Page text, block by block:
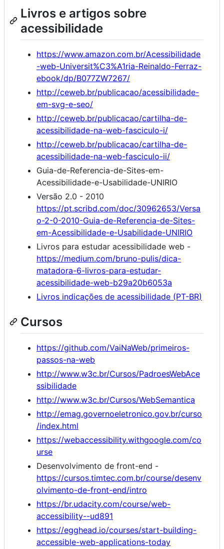
Livros e artigos sobre
acessibilidade
https://www.amazon.com.br/Acessibilidade
-web-Universit%C3%A1ria-Reinaldo-Ferraz-
ebook/dp/B077ZW7267/
http://ceweb.br/publicacao/acessibilidade-
em-svg-e-seo/
http://ceweb.br/publicacao/cartilha-de-
acessibilidade-na-web-fasciculo-i/
http://ceweb.br/publicacao/cartilha-de-
acessibilidade-na-web-fasciculo-ii/
Guia-de-Referencia-de-Sites-em-
Acessibilidade-e-Usabilidade-UNIRIO
Versão 2.0 - 2010
https://pt.scribd.com/doc/30962653/Versa
o-2-0-2010-Guia-de-Referencia-de-Sites-
em-Acessibilidade-e-Usabilidade-UNIRIO
Livros para estudar acessibilidade web -
https://medium.com/bruno-pulis/dica-
matadora-6-livros-para-estudar-
acessibilidade-web-b29a20b6053a
Livros indicações de acessibilidade (PT-BR)
Cursos
https://github.com/VaiNaWeb/primeiros-
passos-na-web
http://www.w3c.br/Cursos/PadroesWebAce
ssibilidade
http://www.w3c.br/Cursos/WebSemantica
http://emag.governoeletronico.gov.br/curso
/index.html
https://webaccessibility.withgoogle.com/co
urse
Desenvolvimento de front-end -
https://cursos.timtec.com.br/course/desenv
olvimento-de-front-end/intro
https://br.udacity.com/course/web-
accessibility--ud891
https://egghead.io/courses/start-building-
accessible-web-applications-today